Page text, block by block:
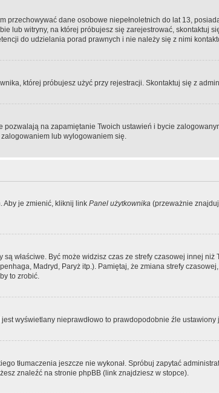
przechowywać dane osobowe niepełnoletnich do lat 13,
lub witryny, na której próbujesz się zarejestrować, skontaktuj
do udzielania porad prawnych i nie należy się z nimi
której próbujesz użyć przy rejestracji. Skontaktuj się z
na zapamiętanie Twoich ustawień i bycie
lub wylogowaniem się.
Aby je zmienić, kliknij link Panel użytkownika (przeważnie
właściwe. Być może widzisz czas ze strefy czasowej innej
Madryd, Paryż itp.). Pamiętaj, że zmiana strefy
to zrobić.
wyświetlany nieprawdłowo to prawdopodobnie źle
tłumaczenia jeszcze nie wykonał. Spróbuj zapytać
znaleźć na stronie phpBB (link znajdziesz w stopce).